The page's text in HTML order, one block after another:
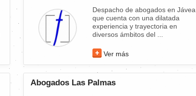
Despacho de abogados en Jávea
que cuenta con una dilatada
experiencia y trayectoria en
diversos ámbitos del ...
Ver más
Abogados Las Palmas